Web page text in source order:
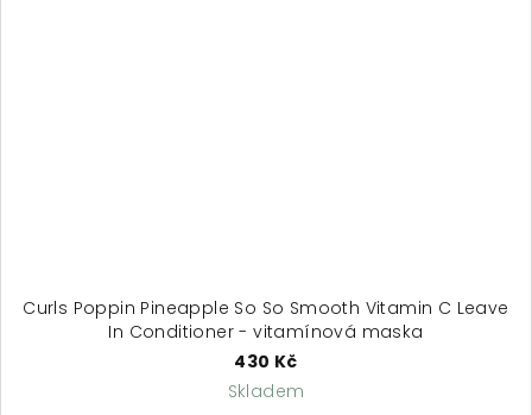
Curls Poppin Pineapple So So Smooth Vitamin C Leave
In Conditioner - vitamínová maska
430 Kč
Skladem